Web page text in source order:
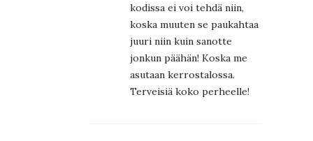
kodissa ei voi tehdä niin,
koska muuten se paukahtaa
juuri niin kuin sanotte
jonkun päähän! Koska me
asutaan kerrostalossa.
Terveisiä koko perheelle!